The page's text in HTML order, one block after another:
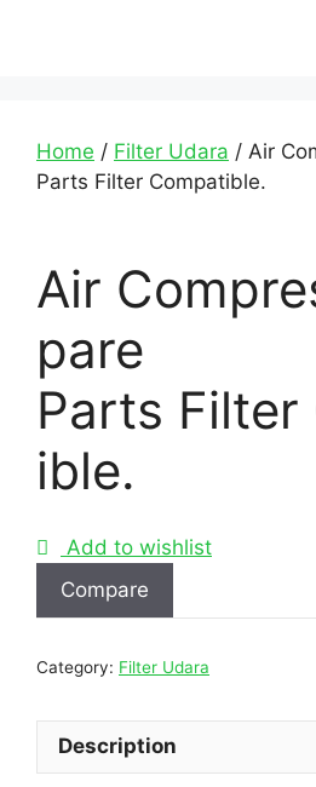
Home / Filter Udara / Air
Parts Filter Compatible.
Air
pare
Parts
ible.
Add to wishlist
Compare
Category: Filter Udara
Description